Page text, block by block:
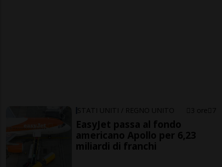
STATI UNITI / REGNO UNITO 3 ore 7
EasyJet passa al fondo
americano Apollo per 6,23
miliardi di franchi